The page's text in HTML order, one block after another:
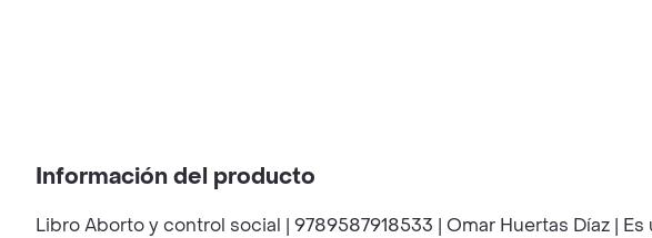
Información del producto
Libro Aborto y control social | 9789587918533 | Omar Huertas Díaz |